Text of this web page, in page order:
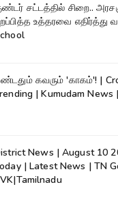
சட்டத்தில் சிறை..
உத்தரவை எதிர்த்து
கவரும் 'காகம்'! |
| Kumudam News
News | August 10
| Latest News | TN